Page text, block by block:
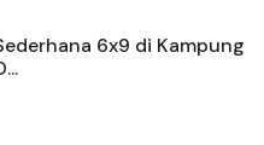
6x9 di Kampung